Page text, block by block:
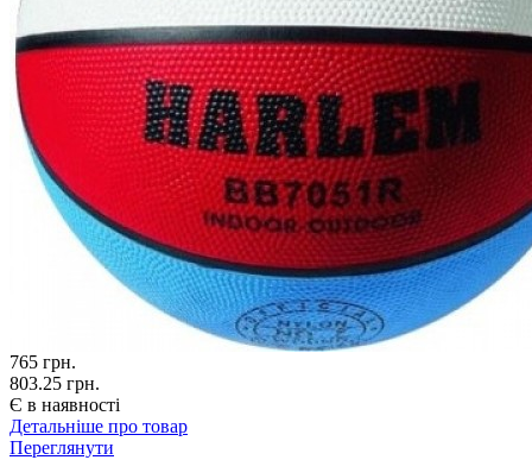
765 грн.
803.25 грн.
Є в наявності
Детальніше про товар
Переглянути